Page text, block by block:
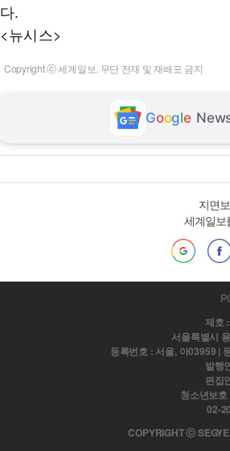
다.
<뉴시스>
Copyright ⓒ 세계일보. 무단 전재 및 재배포 금지
Google
지면
세계일보
제호
서울특별시
등록번호 : 서울, 아03959 |
발행
편집
청소년보
02-
COPYRIGHT ⓒ